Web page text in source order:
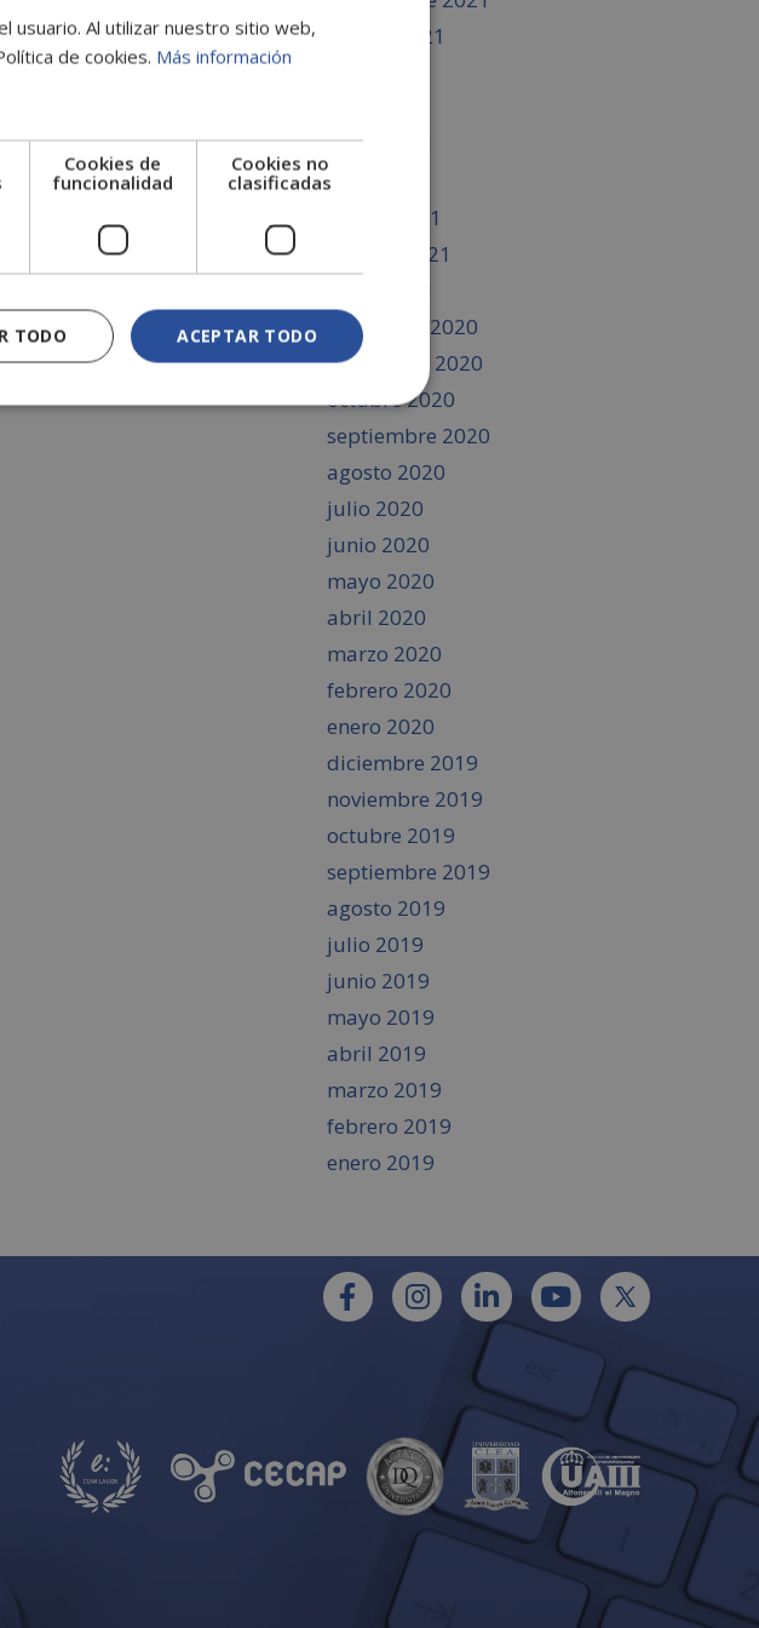
agosto 2021
mayo 2021
abril 2021
marzo 2021
febrero 2021
diciembre 2020
noviembre 2020
octubre 2020
septiembre 2020
agosto 2020
julio 2020
junio 2020
mayo 2020
abril 2020
marzo 2020
febrero 2020
enero 2020
diciembre 2019
noviembre 2019
octubre 2019
septiembre 2019
agosto 2019
julio 2019
junio 2019
mayo 2019
abril 2019
marzo 2019
febrero 2019
enero 2019
usuario. Al utilizar nuestro sitio web,
de cookies. Más información
Cookies de
funcionalidad
Cookies no
clasificadas
ACEPTAR TODO
TODO